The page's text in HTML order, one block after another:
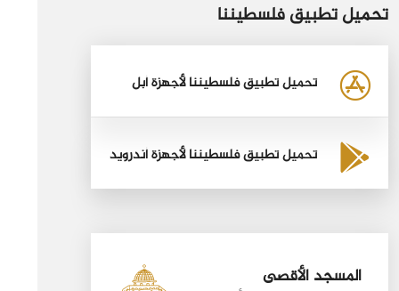
تحميل تطبيق فلسطيننا
تحميل تطبيق فلسطيننا لأجهزة أبل
تحميل تطبيق فلسطيننا لأجهزة أندرويد
المسجد الأقصى